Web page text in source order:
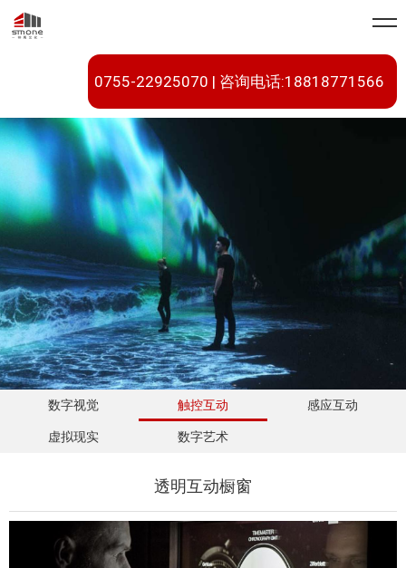
0755-22925070 | 咨询电话:18818771566
数字视觉 触控互动 感应互动
虚拟现实 数字艺术
透明互动橱窗